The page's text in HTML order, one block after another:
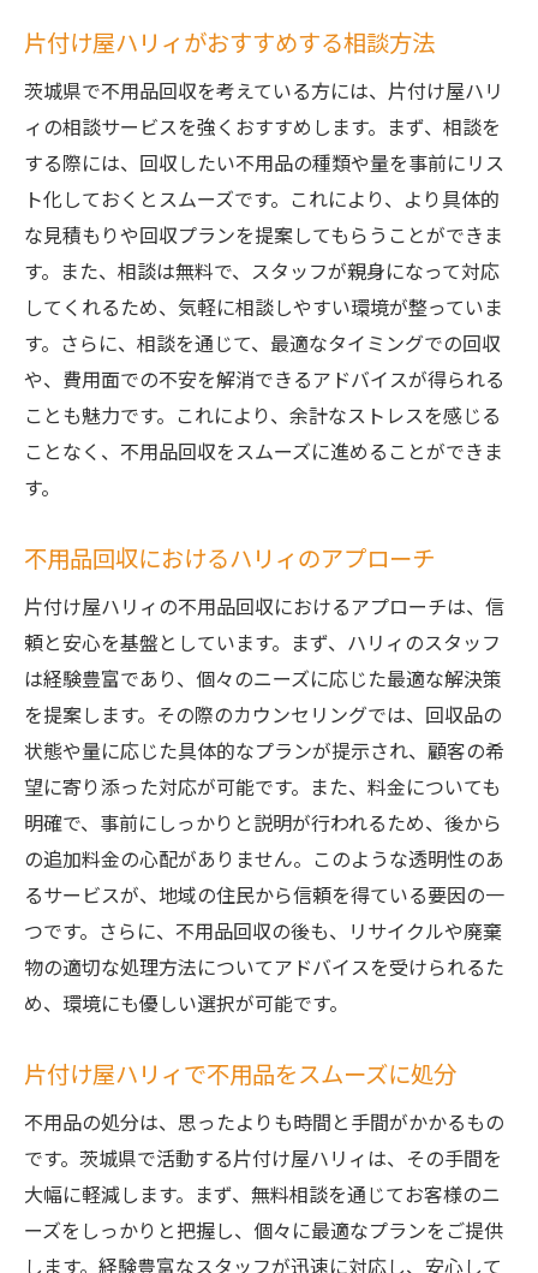
片付け屋ハリィがおすすめする相談方法
茨城県で不用品回収を考えている方には、片付け屋ハリ
ィの相談サービスを強くおすすめします。まず、相談を
する際には、回収したい不用品の種類や量を事前にリス
ト化しておくとスムーズです。これにより、より具体的
な見積もりや回収プランを提案してもらうことができま
す。また、相談は無料で、スタッフが親身になって対応
してくれるため、気軽に相談しやすい環境が整っていま
す。さらに、相談を通じて、最適なタイミングでの回収
や、費用面での不安を解消できるアドバイスが得られる
ことも魅力です。これにより、余計なストレスを感じる
ことなく、不用品回収をスムーズに進めることができま
す。
不用品回収におけるハリィのアプローチ
片付け屋ハリィの不用品回収におけるアプローチは、信
頼と安心を基盤としています。まず、ハリィのスタッフ
は経験豊富であり、個々のニーズに応じた最適な解決策
を提案します。その際のカウンセリングでは、回収品の
状態や量に応じた具体的なプランが提示され、顧客の希
望に寄り添った対応が可能です。また、料金についても
明確で、事前にしっかりと説明が行われるため、後から
の追加料金の心配がありません。このような透明性のあ
るサービスが、地域の住民から信頼を得ている要因の一
つです。さらに、不用品回収の後も、リサイクルや廃棄
物の適切な処理方法についてアドバイスを受けられるた
め、環境にも優しい選択が可能です。
片付け屋ハリィで不用品をスムーズに処分
不用品の処分は、思ったよりも時間と手間がかかるもの
です。茨城県で活動する片付け屋ハリィは、その手間を
大幅に軽減します。まず、無料相談を通じてお客様のニ
ーズをしっかりと把握し、個々に最適なプランをご提供
します。経験豊富なスタッフが迅速に対応し、安心して